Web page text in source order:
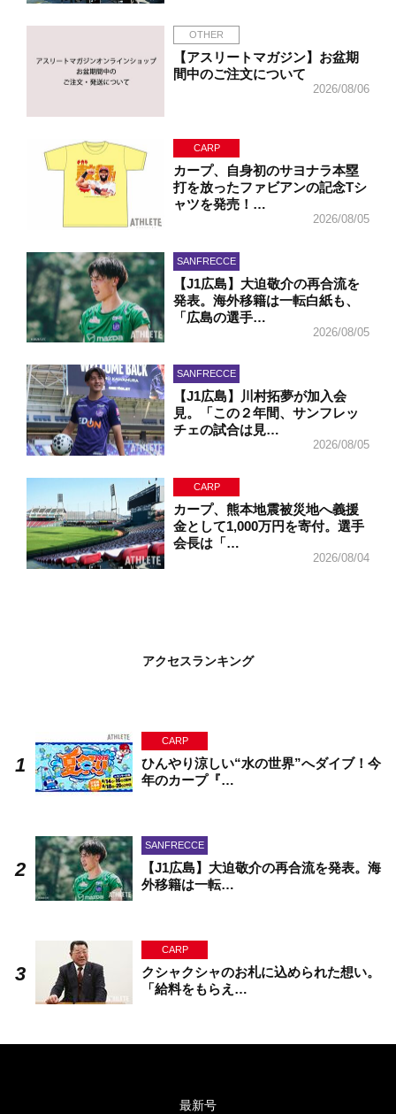
OTHER
【アスリートマガジン】お盆期
間中のご注文について
2026/08/06
CARP
カープ、自身初のサヨナラ本塁
打を放ったファビアンの記念Tシ
ャツを発売！…
2026/08/05
SANFRECCE
【J1広島】大迫敬介の再合流を
発表。海外移籍は一転白紙も、
「広島の選手…
2026/08/05
SANFRECCE
【J1広島】川村拓夢が加入会
見。「この２年間、サンフレッ
チェの試合は見…
2026/08/05
CARP
カープ、熊本地震被災地へ義援
金として1,000万円を寄付。選手
会長は「…
2026/08/04
アクセスランキング
CARP
ひんやり涼しい“水の世界”へダイブ！今
年のカープ『…
SANFRECCE
【J1広島】大迫敬介の再合流を発表。海
外移籍は一転…
CARP
クシャクシャのお札に込められた想い。
「給料をもらえ…
最新号